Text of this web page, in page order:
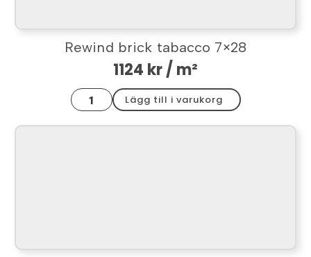
Rewind brick tabacco 7×28
1124 kr/ m²
Rewind
brick
tabacco
7x28
Lägg till i varukorg